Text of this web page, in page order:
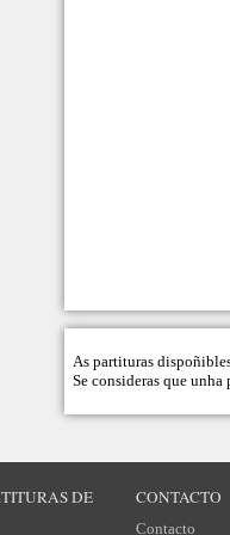
As partituras
Se consideras que
DE
CONTACTO
Contacto